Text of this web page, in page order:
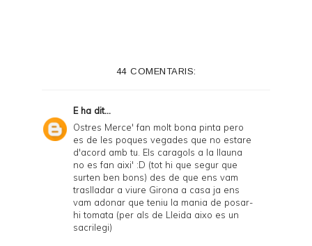
44 COMENTARIS:
Eha dit...
Ostres Merce' fan molt bona pinta pero
es de les poques vegades que no estare
d'acord amb tu. Els caragols a la llauna
no es fan aixi' :D (tot hi que segur que
surten ben bons) des de que ens vam
traslladar a viure Girona a casa ja ens
vam adonar que teniu la mania de posar-
hi tomata (per als de Lleida aixo es un
sacrilegi)